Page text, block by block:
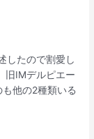
したので割愛し
旧IMデルピエー
他の2種類いる